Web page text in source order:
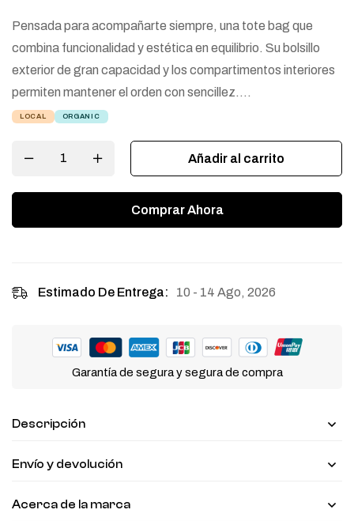
Pensada para acompañarte siempre, una tote bag que
combina funcionalidad y estética en equilibrio. Su bolsillo
exterior de gran capacidad y los compartimentos interiores
permiten mantener el orden con sencillez….
LOCAL ORGANIC
Añadir al carrito
Comprar Ahora
Estimado De Entrega: 10 - 14 Ago, 2026
Garantía de segura y segura de compra
Descripción
Envío y devolución
Acerca de la marca